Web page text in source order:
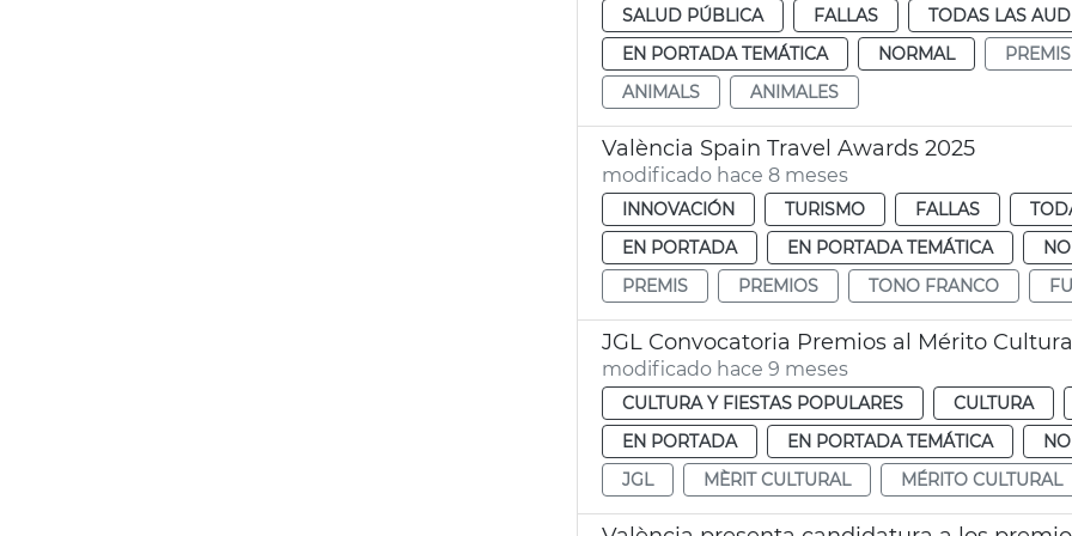
SALUD PÚBLICA FALLAS
TODAS LAS
EN PORTADA TEMÁTICA
NORMAL
PREMIS
ANIMALS
ANIMALES
València Spain Travel Awards 2025
modificado hace 8 meses
INNOVACIÓN TURISMO FALLAS
EN PORTADA
EN PORTADA TEMÁTICA
PREMIS
PREMIOS TONO FRANCO
JGL Convocatoria Premios al Mérito
modificado hace 9 meses
CULTURA Y FIESTAS POPULARES
CULTURA
EN PORTADA
EN PORTADA TEMÁTICA
JGL
MÈRIT CULTURAL MÉRITO CULTURAL